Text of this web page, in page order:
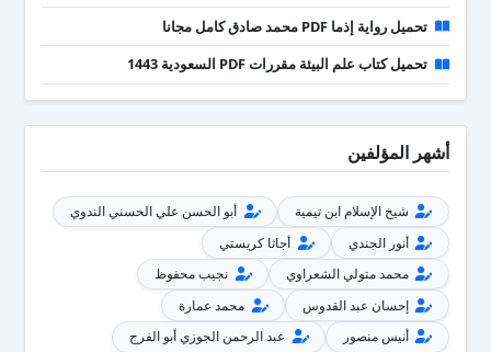
تحميل رواية إذما PDF محمد صادق كامل مجانا
تحميل كتاب علم البيئة مقررات PDF السعودية 1443
أشهر المؤلفين
شيخ الإسلام ابن تيمية
أبو الحسن علي الحسني الندوي
أنور الجندي
أجاثا كريستي
محمد متولي الشعراوي
نجيب محفوظ
إحسان عبد القدوس
محمد عمارة
أنيس منصور
عبد الرحمن الجوزي أبو الفرج